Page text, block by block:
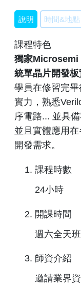
說明 時間&地點
課程特色
獨家Microsemi
統單晶片開發板
學員在修習完
實力，熟悉
序電路... 並具
並且實體應用
開發需求。
課程時數
24小時
開課時間
週六全天
師資介紹
邀請業界